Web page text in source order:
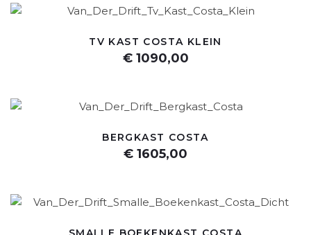
TV KAST COSTA KLEIN
€ 1090,00
BERGKAST COSTA
€ 1605,00